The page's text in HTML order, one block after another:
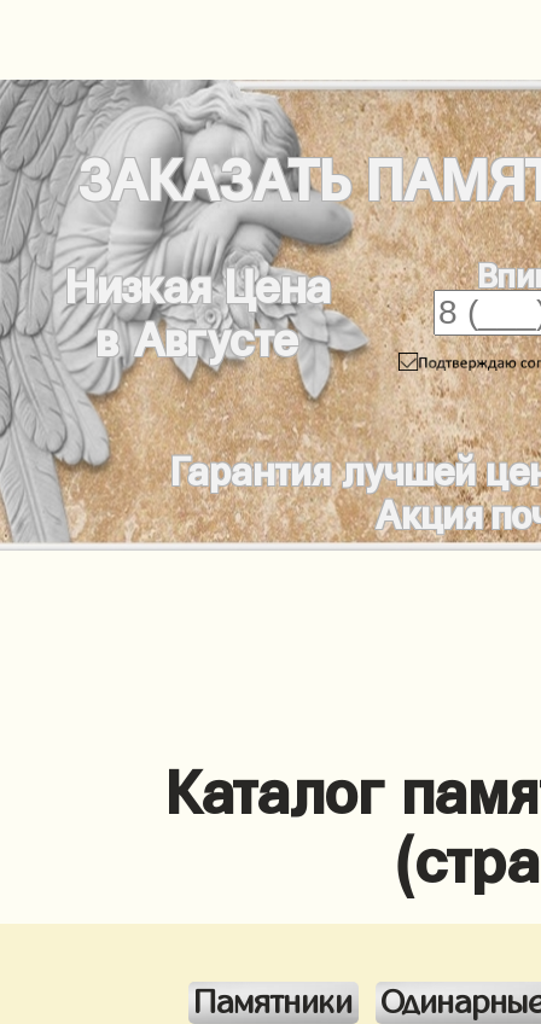
ЗАКАЗАТЬ
Низкая Цена
в Августе
Гарантия лучшей
Акция
Каталог
Памятники